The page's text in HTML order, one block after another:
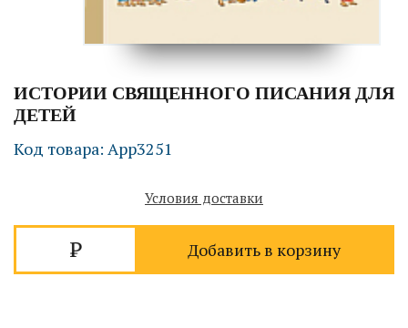
ИСТОРИИ СВЯЩЕННОГО ПИСАНИЯ ДЛЯ
ДЕТЕЙ
Код товара: App3251
Условия доставки
Добавить в корзину